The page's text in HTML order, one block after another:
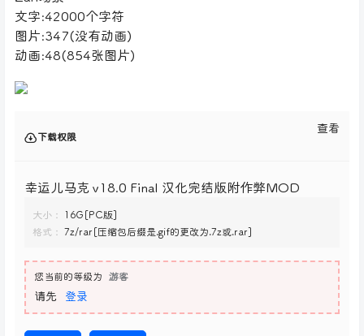
文字:42000个字符
图片:347(没有动画)
动画:48(854张图片)
下载权限
查看
幸运儿马克 v18.0 Final 汉化完结版附作弊MOD
大小：
16G[PC版]
格式：
7z/rar[压缩包后缀是.gif的更改为.7z或.rar]
您当前的等级为 游客
请先 登录